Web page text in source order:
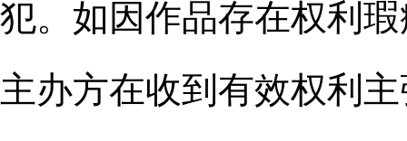
犯。如因作品存在权利
主办方在收到有效权利